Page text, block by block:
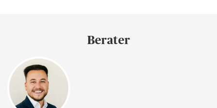
Berater